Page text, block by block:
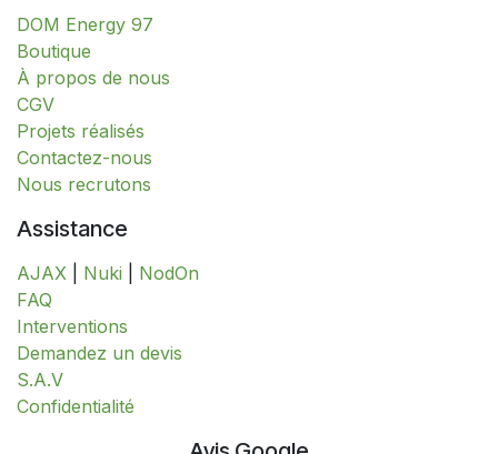
DOM Energy 97
​​​​​​​​​​​​​​​​​​​​​​​​​​​​​​​​​​​​​​​​​​​​​​​​​​​​​​​​​​​​​​​​​​​​​​​B​o​ut​i​q​u​e​
À propos de nous
CGV
Projets réalisés
Contactez-nous
Nous recrutons
Assistance
AJAX Nuki
NodOn
FAQ
Interventions
​​​​​​​​​​​​​​​​​​​​​​​​​D​​e​m​a​n​d​e​z​ ​u​n​ ​d​e​v​i​s
S.A.V
​​​​​​​​​​​​​​Confidentialité​​​​​​​​​​​​​​